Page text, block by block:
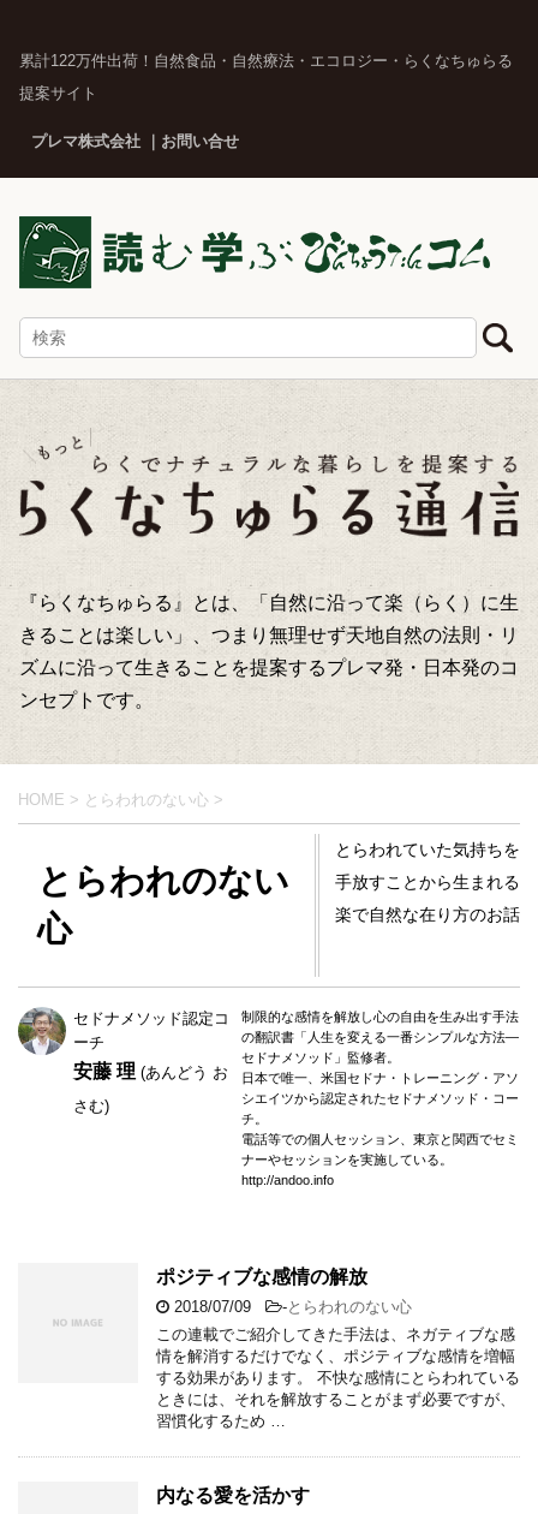
累計122万件出荷！自然食品・自然療法・エコロジー・らくなちゅらる
提案サイト
プレマ株式会社 お問い合せ
『らくなちゅらる』とは、「自然に沿って楽（らく）に生
きることは楽しい」、つまり無理せず天地自然の法則・リ
ズムに沿って生きることを提案するプレマ発・日本発のコ
ンセプトです。
HOME > とらわれのない心 >
とらわれのない
心
とらわれていた気持ちを
手放すことから生まれる
楽で自然な在り方のお話
セドナメソッド認定コ
ーチ
安藤 理(あんどう お
さむ)
制限的な感情を解放し心の自由を生み出す手法
の翻訳書「人生を変える一番シンプルな方法―
セドナメソッド」監修者。
日本で唯一、米国セドナ・トレーニング・アソ
シエイツから認定されたセドナメソッド・コー
チ。
電話等での個人セッション、東京と関西でセミ
ナーやセッションを実施している。
http://andoo.info
ポジティブな感情の解放
2018/07/09 -とらわれのない心
この連載でご紹介してきた手法は、ネガティブな感
情を解消するだけでなく、ポジティブな感情を増幅
する効果があります。 不快な感情にとらわれている
ときには、それを解放することがまず必要ですが、
習慣化するため …
内なる愛を活かす